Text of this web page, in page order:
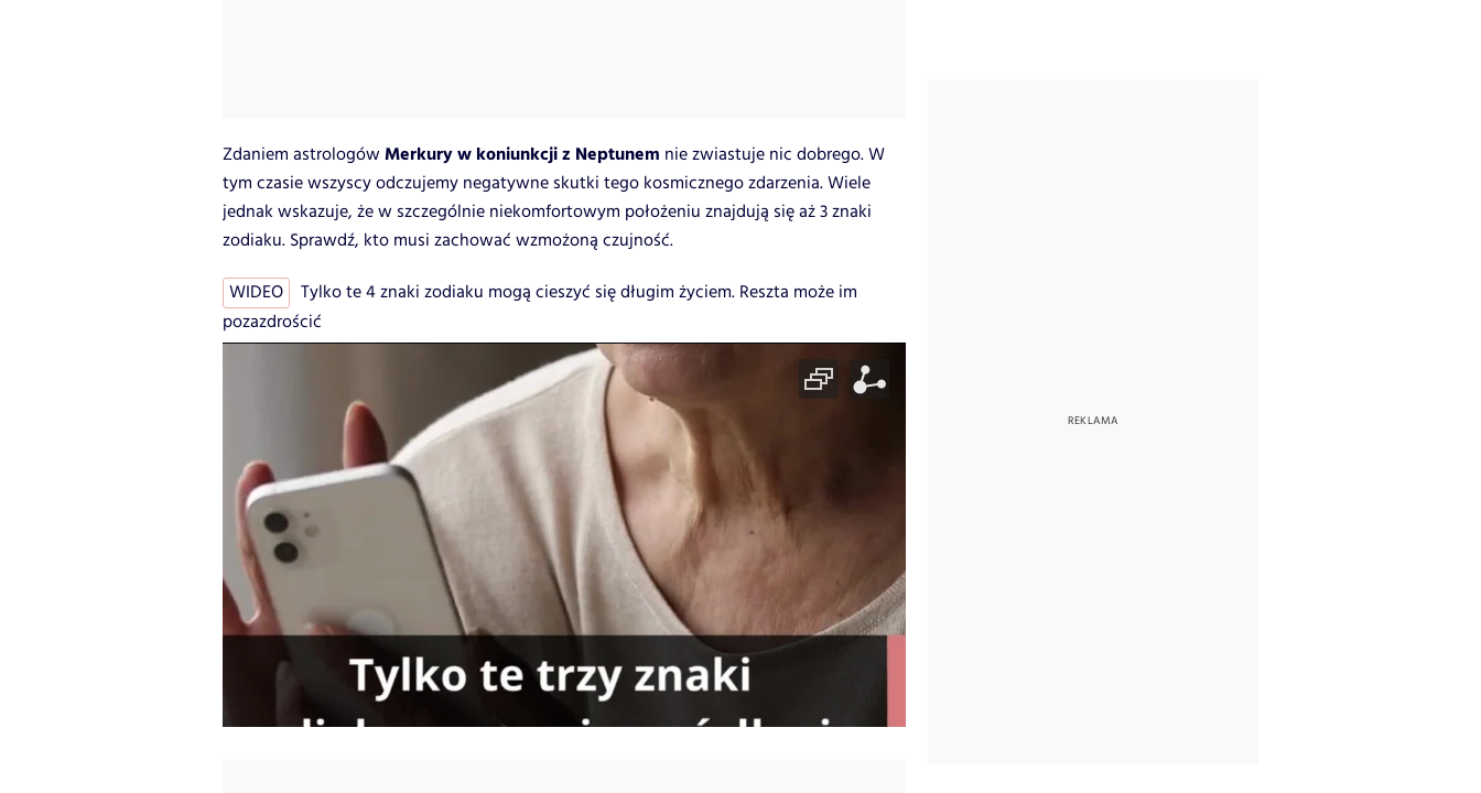
Zdaniem astrologów Merkury w koniunkcji z Neptunem nie zwiastuje nic dobrego. W
tym czasie wszyscy odczujemy negatywne skutki tego kosmicznego zdarzenia. Wiele
jednak wskazuje, że w szczególnie niekomfortowym położeniu znajdują się aż 3 znaki
zodiaku. Sprawdź, kto musi zachować wzmożoną czujność.
WIDEO
Tylko te 4 znaki zodiaku mogą cieszyć się długim życiem. Reszta może im
pozazdrościć